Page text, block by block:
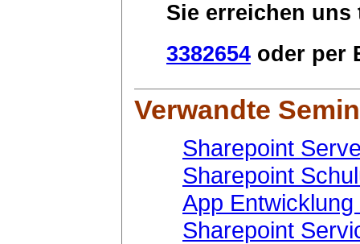
Sie erreichen
3382654 oder per
Verwandte
Sharepoint
Sharepoint
App
Sharepoint